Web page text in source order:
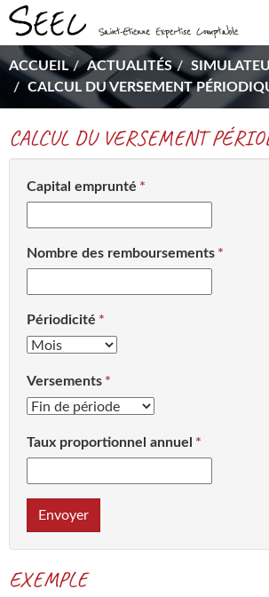
ACCUEIL
ACTUALITÉS
CALCUL DU VERSEMENT
CALCUL DU VERSEMENT
Capital emprunté
Nombre des remboursements
Périodicité
Versements
Taux proportionnel annuel
Envoyer
EXEMPLE